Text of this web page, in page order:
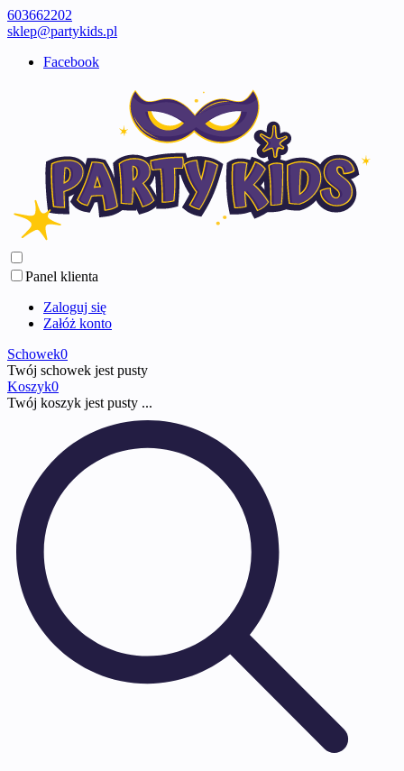
603662202
sklep@partykids.pl
Facebook
Panel klienta
Zaloguj się
Załóż konto
Schowek0
Twój schowek jest pusty
Koszyk0
Twój koszyk jest pusty ...